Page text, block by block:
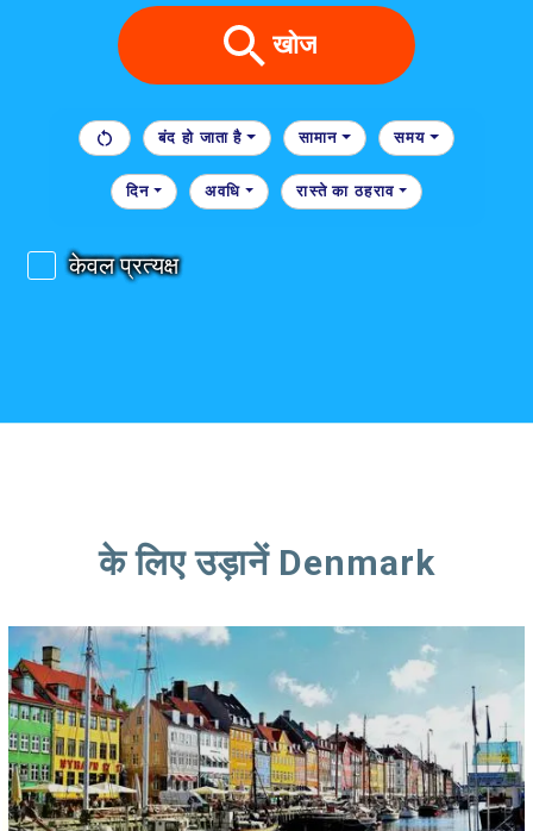
खोज
बंद हो जाता है सामान समय
दिन अवधि रास्ते का ठहराव
केवल प्रत्यक्ष
के लिए उड़ानें Denmark